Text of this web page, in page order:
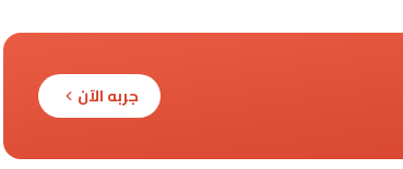
جربه الآن